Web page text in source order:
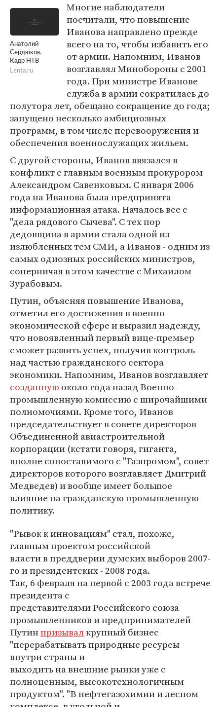
Анатолий
Сердюков.
Кадр НТВ
Lenta.ru
Многие наблюдатели
посчитали, что повышение
Иванова направлено прежде
всего на то, чтобы избавить его
от армии. Напомним, Иванов
возглавлял Минобороны с 2001
года. При министре Иванове
служба в армии сократилась до
полутора лет, обещано сокращение до года;
запущено несколько амбициозных
программ, в том числе перевооружения и
обеспечения военнослужащих жильем.
С другой стороны, Иванов ввязался в
конфликт с главным военным прокурором
Александром Савенковым. С января 2006
года на Иванова была предпринята
информационная атака. Началось все с
"дела рядового Сычева". С тех пор
дедовщина в армии стала одной из
излюбленных тем СМИ, а Иванов - одним из
самых одиозных российских министров,
соперничая в этом качестве с Михаилом
Зурабовым.
Путин, объясняя повышение Иванова,
отметил его достижения в военно-
экономической сфере и выразил надежду,
что новоявленный первый вице-премьер
сможет развить успех, получив контроль
над частью гражданского сектора
экономики. Напомним, Иванов возглавляет
созданную около года назад Военно-
промышленную комиссию с широчайшими
полномочиями. Кроме того, Иванов
председательствует в совете директоров
Объединенной авиастроительной
корпорации (кстати говоря, гиганта,
вполне сопоставимого с "Газпромом", совет
директоров которого возглавляет Дмитрий
Медведев) и вообще имеет большое
влияние на гражданскую промышленную
политику.
"Рывок к инновациям" стал, похоже,
главным проектом российской
власти в преддверии думских выборов 2007-
го и президентских - 2008 года.
Так, 6 февраля на первой с 2003 года встрече
президента с
представителями Российского союза
промышленников и предпринимателей
Путинпризывалкрупный бизнес
"перерабатывать природные ресурсы
внутри страны и
выходить на внешние рынки уже с
полноценным, высокотехнологичным
продуктом". "В нефтегазохимии и лесном